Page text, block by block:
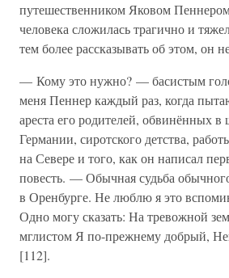
путешественником Яковом
человека сложилась трагично и
тем более рассказывать об этом, он
— Кому это нужно? — басистым
меня Пеннер каждый раз, когда
ареста его родителей, обвинённых
Германии, сиротского детства,
на Севере и того, как он написал
повесть. — Обычная судьба
в Оренбурге. Не люблю я это
Одно могу сказать: На тревожной
мглистом Я по-прежнему добрый,
[112].